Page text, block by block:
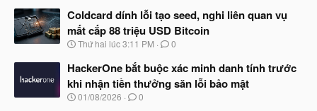
à
y
b
ắ
đ
ầ
u
Coldcard dính lỗi tạo seed, nghi liên quan vụ
mất cắp 88 triệu USD Bitcoin
N
à
b
ắ
Thứ hai lúc 3:11 PM 0
HackerOne bắt buộc xác minh danh tính trước
khi nhận tiền thưởng săn lỗi bảo mật
N
01/08/2026 0